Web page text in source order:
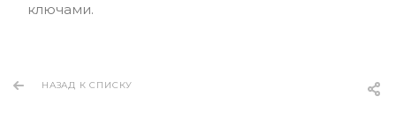
ключами.
НАЗАД К СПИСКУ